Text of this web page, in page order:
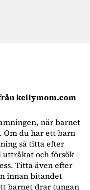
kellymom.com
när barnet
du har ett barn
så titta efter
och försök
Titta även efter
innan bitandet
barnet drar tungan